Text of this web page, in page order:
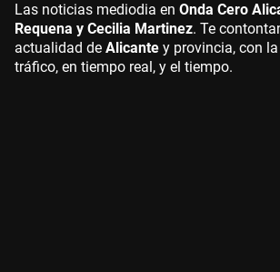
Las noticias mediodia en Onda Cero
Requena y Cecilia Martinez. Te
actualidad de Alicante y provincia, con
tráfico, en tiempo real, y el tiempo.